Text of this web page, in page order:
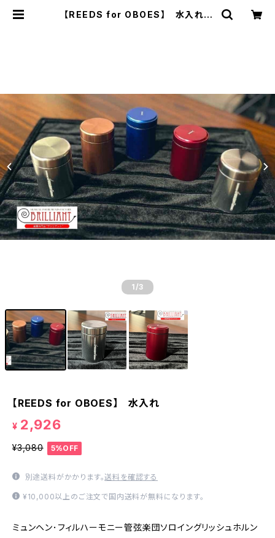
【REEDS for OBOES】 水入れ |
1 /3
【REEDS for OBOES】 水入れ
¥ 2,926
¥3,080 5%OFF
別途送料がかかります。送料を確認する
¥10,000以上のご注文で国内送料が無料になります。
ミュンヘン･フィルハーモニー管弦楽団ソロイングリッシュホルン